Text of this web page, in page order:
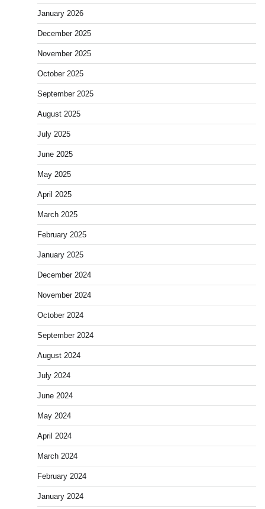
January 2026
December 2025
November 2025
October 2025
September 2025
August 2025
July 2025
June 2025
May 2025
April 2025
March 2025
February 2025
January 2025
December 2024
November 2024
October 2024
September 2024
August 2024
July 2024
June 2024
May 2024
April 2024
March 2024
February 2024
January 2024